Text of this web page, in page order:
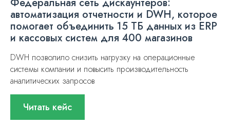
автоматизация отчетности и DWH, которое
помогает объединить 15 ТБ данных из ERP
и кассовых систем для 400 магазинов
DWH позволило снизить нагрузку на операционные
системы компании и повысить производительность
аналитических запросов
Читать кейс